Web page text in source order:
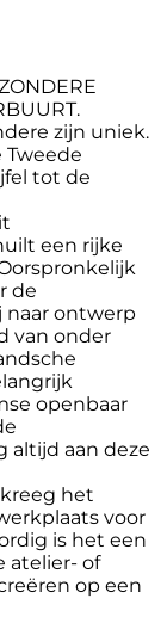
zijn uniek.
tot de
een rijke
de
naar ontwerp
van onder
openbaar
altijd aan deze
het
voor
is het een
atelier- of
op een